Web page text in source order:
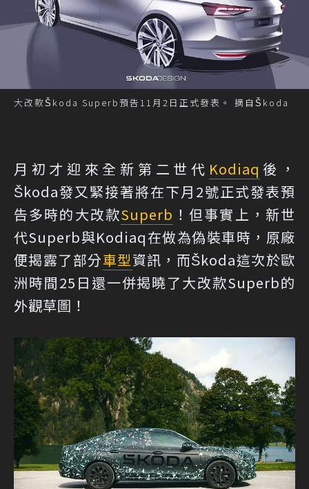
大改款Škoda Superb預告11月2日正式發表。 摘自Škoda
月初才迎來全新第二世代 Kodiaq 後，
Škoda發又緊接著將在下月2號正式發表預
告多時的大改款Superb ！但事實上，新世
代Superb與Kodiaq在做為偽裝車時，原廠
便揭露了部分車型資訊，而Škoda這次於歐
洲時間25日還一併揭曉了大改款Superb的
外觀草圖！